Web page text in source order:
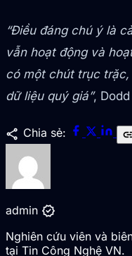
“Điều đáng chú ý là
vẫn hoạt động và
có một chút trục
dữ liệu quý giá”,
share Chia sẻ:
admin verified
Nghiên cứu viên và
tại Tin Công Nghệ VN.